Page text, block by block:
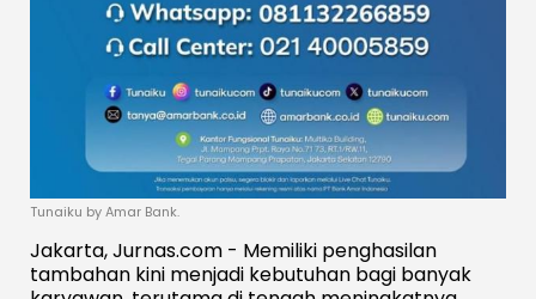
Tunaiku by Amar Bank.
Jakarta, Jurnas.com - Memiliki penghasilan
tambahan kini menjadi kebutuhan bagi banyak